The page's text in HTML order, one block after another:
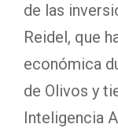
de las
Reidel, que
económica
de Olivos y
Inteligencia